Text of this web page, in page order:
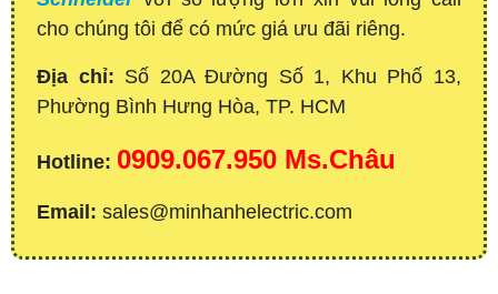
cho chúng tôi để có mức giá ưu đãi riêng.
Địa chỉ: Số 20A Đường Số 1, Khu Phố 13,
Phường Bình Hưng Hòa, TP. HCM
Hotline: 0909.067.950 Ms.Châu
Email: sales@minhanhelectric.com